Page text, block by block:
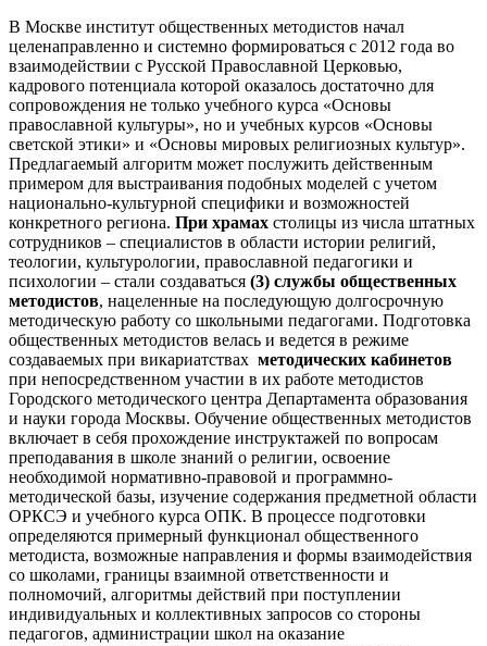
В Москве институт общественных методистов начал
целенаправленно и системно формироваться с 2012 года во
взаимодействии с Русской Православной Церковью,
кадрового потенциала которой оказалось достаточно для
сопровождения не только учебного курса «Основы
православной культуры», но и учебных курсов «Основы
светской этики» и «Основы мировых религиозных культур».
Предлагаемый алгоритм может послужить действенным
примером для выстраивания подобных моделей с учетом
национально-культурной специфики и возможностей
конкретного региона. При храмах столицы из числа штатных
сотрудников – специалистов в области истории религий,
теологии, культурологии, православной педагогики и
психологии – стали создаваться (3) службы общественных
методистов, нацеленные на последующую долгосрочную
методическую работу со школьными педагогами. Подготовка
общественных методистов велась и ведется в режиме
создаваемых при викариатствах методических кабинетов
при непосредственном участии в их работе методистов
Городского методического центра Департамента образования
и науки города Москвы. Обучение общественных методистов
включает в себя прохождение инструктажей по вопросам
преподавания в школе знаний о религии, освоение
необходимой нормативно-правовой и программно-
методической базы, изучение содержания предметной области
ОРКСЭ и учебного курса ОПК. В процессе подготовки
определяются примерный функционал общественного
методиста, возможные направления и формы взаимодействия
со школами, границы взаимной ответственности и
полномочий, алгоритмы действий при поступлении
индивидуальных и коллективных запросов со стороны
педагогов, администрации школ на оказание